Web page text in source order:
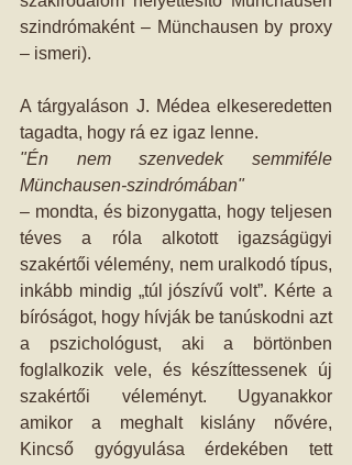
szindrómaként – Münchausen by proxy
– ismeri).
A tárgyaláson J. Médea elkeseredetten
tagadta, hogy rá ez igaz lenne.
"Én nem szenvedek semmiféle
Münchausen-szindrómában"
– mondta, és bizonygatta, hogy teljesen
téves a róla alkotott igazságügyi
szakértői vélemény, nem uralkodó típus,
inkább mindig „túl jószívű volt”. Kérte a
bíróságot, hogy hívják be tanúskodni azt
a pszichológust, aki a börtönben
foglalkozik vele, és készíttessenek új
szakértői véleményt. Ugyanakkor
amikor a meghalt kislány nővére,
Kincső gyógyulása érdekében tett